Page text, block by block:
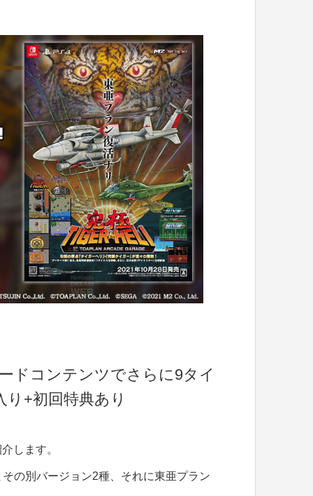
ドコンテンツでさらに9タイ
+初回特典あり
します。
の別バージョン2種、それに東亜プラン